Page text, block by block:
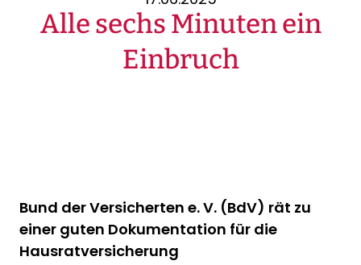
Alle sechs Minuten ein
Einbruch
Bund der Versicherten e. V. (BdV) rät zu
einer guten Dokumentation für die
Hausratversicherung